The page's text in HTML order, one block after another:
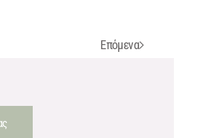
Επόμενα